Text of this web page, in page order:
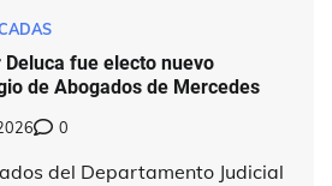
Deluca fue electo nuevo
de Abogados de Mercedes
0
del Departamento Judicial